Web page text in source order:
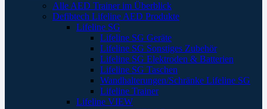
Alle AED Trainer im Überblick
Defibtech Lifeline AED Produkte
Lifeline SG
Lifeline SG Geräte
Lifeline SG Sonstiges Zubehör
Lifeline SG Elektroden & Batterien
Lifeline SG Taschen
Wandhalterungen/Schränke Lifeline SG
Lifeline Trainer
Lifeline VIEW